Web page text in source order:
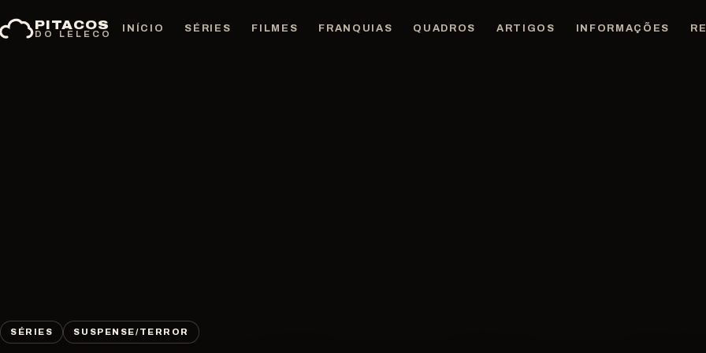
para
PITACOS
DO LELECO
INÍCIO SÉRIES FILMES FRANQUIAS QUADROS ARTIGOS INFORMAÇÕES
SÉRIES SUSPENSE/TERROR